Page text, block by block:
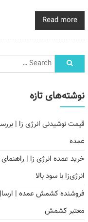
Read more
نوشته‌های تازه
قیمت نوشیدنی انرژی زا |
عمده
خرید عمده انرژی زا |
انرژی‌زا با سود بالا
فروشنده کشمش عمده |
معتبر کشمش